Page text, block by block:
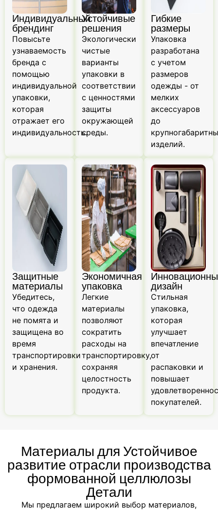
Индивидуальный
брендинг
Повысьте
узнаваемость
бренда с
помощью
индивидуальной
упаковки,
которая
отражает его
индивидуальность.
Устойчивые
решения
Экологически
чистые
варианты
упаковки в
соответствии
с ценностями
защиты
окружающей
среды.
Гибкие
размеры
Упаковка
разработана
с учетом
размеров
одежды - от
мелких
аксессуаров
до
изделий.
Защитные
материалы
Убедитесь,
что одежда
не помята и
защищена во
время
транспортировки
и хранения.
Экономичная
упаковка
Легкие
материалы
позволяют
сократить
расходы на
транспортировку,
сохраняя
целостность
продукта.
дизайн
Стильная
упаковка,
которая
улучшает
впечатление
от
распаковки и
повышает
покупателей.
Материалы для Устойчивое
развитие отрасли производства
формованной целлюлозы
Детали
Мы предлагаем широкий выбор материалов,